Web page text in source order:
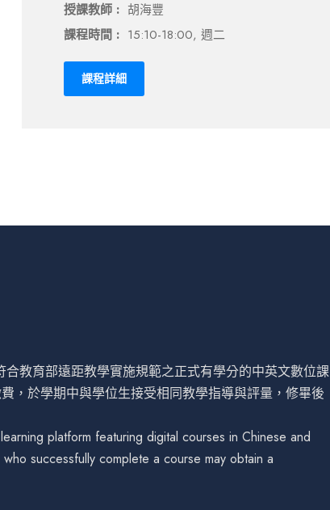
授課教師 : 胡海豐
課程時間 : 15:10-18:00, 週二
課程詳細
教育部遠距教學實施規範之正式有學分的中英文數位課
，於學期中與學位生接受相同教學指導與評量，修畢後
platform featuring digital courses in Chinese and
successfully complete a course may obtain a